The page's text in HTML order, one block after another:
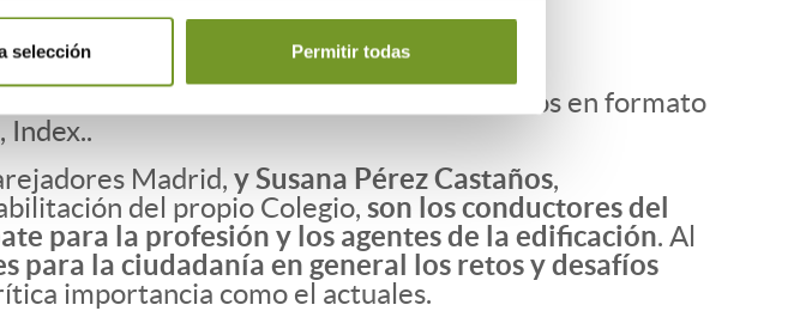
selección Permitir todas
de distribución de estos contenidos en formato
Index..
Madrid, y Susana Pérez Castaños,
del propio Colegio, son los conductores del
para la profesión y los agentes de la edificación. Al
para la ciudadanía en general los retos y desafíos
importancia como el actuales.